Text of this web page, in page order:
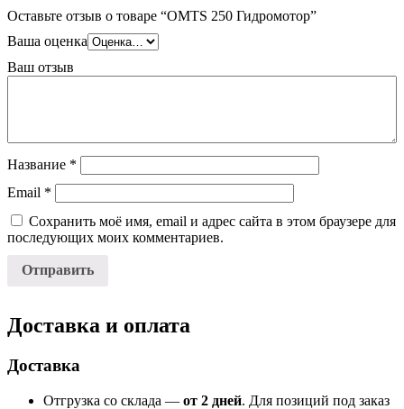
Оставьте отзыв о товаре “OMTS 250 Гидромотор”
Ваша оценка
Ваш отзыв
Название *
Email *
Сохранить моё имя, email и адрес сайта в этом браузере для
последующих моих комментариев.
Доставка и оплата
Доставка
Отгрузка со склада — от 2 дней. Для позиций под заказ